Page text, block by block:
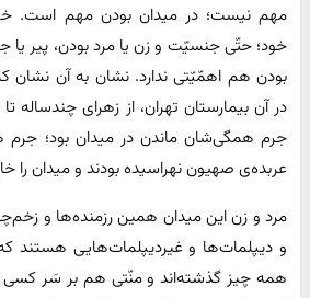
مهم نیست؛ در میدان بودن مهم است.
خود؛ حتّی جنسیّت و زن یا مرد بودن، پیر یا
بودن هم اهمّیّتی ندارد. نشان به آن نشان
در آن بیمارستان تهران، از زهرای
جرم همگی‌شان ماندن در میدان بود؛ جرم
عربده‌ی صهیون نهراسیده بودند و میدان را
مرد و زن این میدان همین رزمنده‌ها و
و دیپلمات‌ها و غیردیپلمات‌هایی هستند که
همه چیز گذشته‌اند و منّتی هم بر سَر کسی